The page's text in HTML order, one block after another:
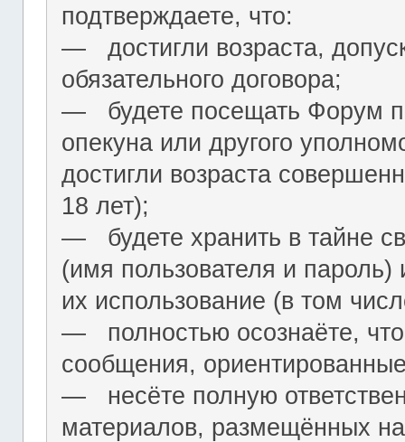
подтверждаете, что:
― достигли возраста,
обязательного договора;
― будете посещать Форум
опекуна или другого
достигли возраста
18 лет);
― будете хранить в тайне
(имя пользователя и пароль)
их использование (в том
― полностью осознаёте,
сообщения,
― несёте полную
материалов, размещённых